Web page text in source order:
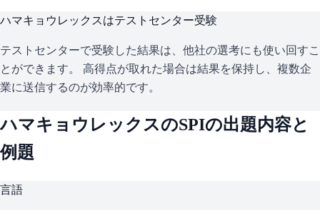
ハマキョウレックスはテストセンター受験
テストセンターで受験した結果は、他社の選考にも使い回すこ
とができます。 高得点が取れた場合は結果を保持し、複数企
業に送信するのが効率的です。
ハマキョウレックスのSPIの出題内容と
例題
言語